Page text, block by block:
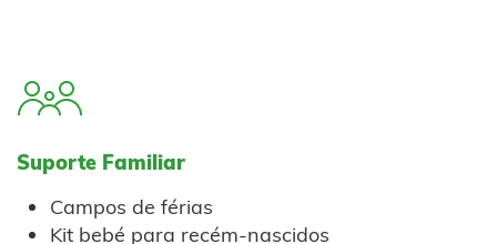
Suporte Familiar
Campos de férias
Kit bebé para recém-nascidos